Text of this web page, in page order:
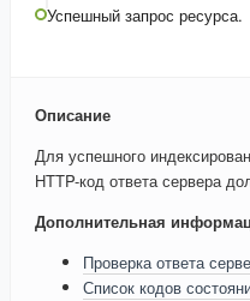
Успешный запрос ресурса.
Описание
Для успешного
HTTP-код ответа сервера
Дополнительная
Проверка ответа
Список кодов